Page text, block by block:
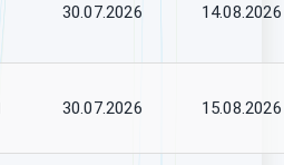
30.07.2026 14.08.2026
30.07.2026 15.08.2026